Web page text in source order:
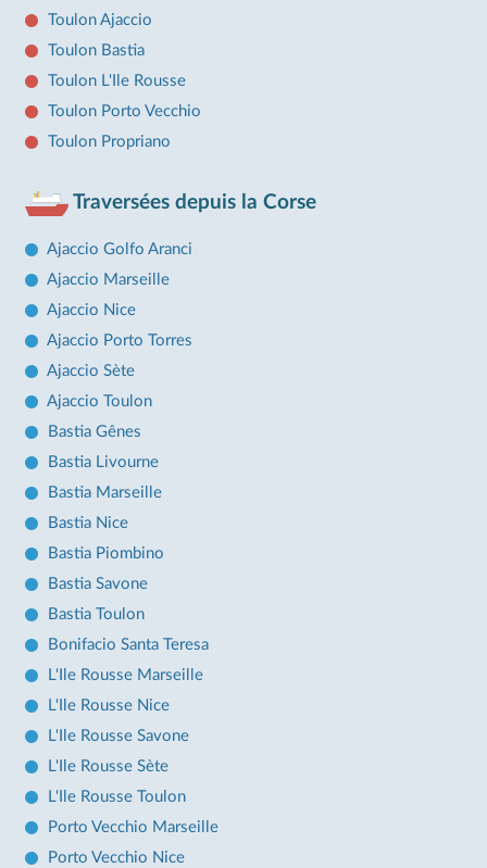
Toulon Ajaccio
Toulon Bastia
Toulon L'Ile Rousse
Toulon Porto Vecchio
Toulon Propriano
Traversées depuis la Corse
Ajaccio Golfo Aranci
Ajaccio Marseille
Ajaccio Nice
Ajaccio Porto Torres
Ajaccio Sète
Ajaccio Toulon
Bastia Gênes
Bastia Livourne
Bastia Marseille
Bastia Nice
Bastia Piombino
Bastia Savone
Bastia Toulon
Bonifacio Santa Teresa
L'Ile Rousse Marseille
L'Ile Rousse Nice
L'Ile Rousse Savone
L'Ile Rousse Sète
L'Ile Rousse Toulon
Porto Vecchio Marseille
Porto Vecchio Nice